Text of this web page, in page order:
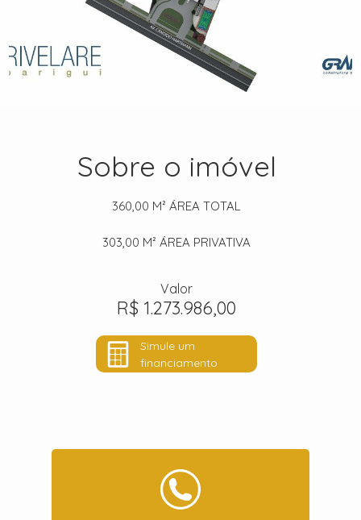
Sobre o imóvel
360,00 M² ÁREA TOTAL
303,00 M² ÁREA PRIVATIVA
Valor
R$ 1.273.986,00
Simule um
financiamento